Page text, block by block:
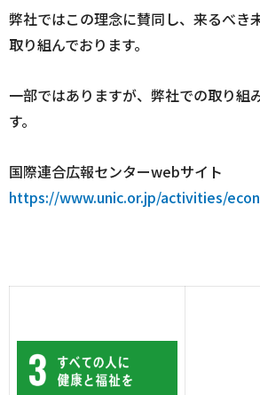
弊社ではこの理念に賛同し、来るべき
取り組んでおります。
一部ではありますが、弊社での取り組
す。
国際連合広報センターwebサイト
https://www.unic.or.jp/activities/